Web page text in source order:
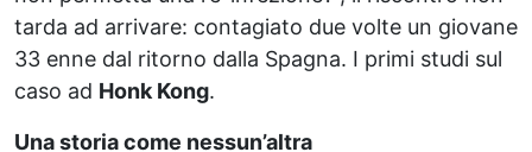
tarda ad arrivare: contagiato due volte un giovane
33 enne dal ritorno dalla Spagna. I primi studi sul
caso ad Honk Kong.
Una storia come nessun’altra